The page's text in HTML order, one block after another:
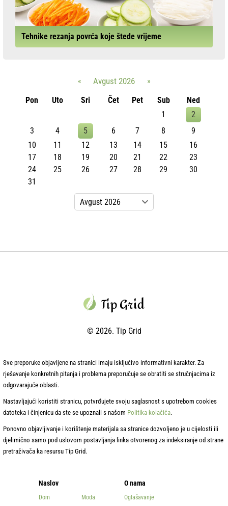
Tehnike rezanja povrća koje štede vrijeme
« Avgust 2026
»
Pon
Uto Sri Čet Pet Sub
Ned
1
2
3
4 5 6 7 8
9
10
11 12 13 14 15
16
17
18 19 20 21 22
23
24
25 26 27 28 29
30
31
© 2026. Tip Grid
Naslov
Dom Moda
O nama
Oglašavanje
Sve preporuke objavljene na stranici imaju isključivo informativni karakter. Za
rješavanje konkretnih pitanja i problema preporučuje se obratiti se stručnjacima iz
odgovarajuće oblasti.
Nastavljajući koristiti stranicu, potvrđujete svoju saglasnost s upotrebom cookies
datoteka i činjenicu da ste se upoznali s našom Politika kolačića.
Ponovno objavljivanje i korištenje materijala sa stranice dozvoljeno je u cijelosti ili
djelimično samo pod uslovom postavljanja linka otvorenog za indeksiranje od strane
pretraživača ka resursu Tip Grid.